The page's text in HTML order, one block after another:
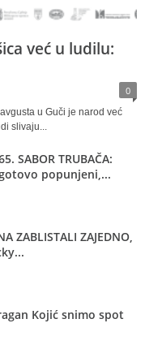
već u ludilu:
0
u Guči je narod već
slivaju...
SABOR TRUBAČA:
popunjeni,...
ZABLISTALI ZAJEDNO,
Kojić snimo spot